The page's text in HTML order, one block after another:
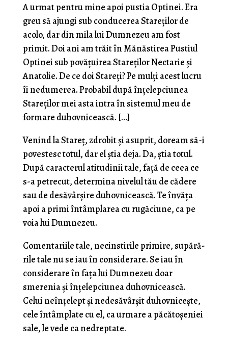
A urmat pentru mine apoi pustia Optinei. Era
greu să ajungi sub conducerea Stareţilor de
acolo, dar din mila lui Dumnezeu am fost
primit. Doi ani am trăit în Mănăstirea Pustiul
Optinei sub povăţuirea Stareţilor Nectarie şi
Anatolie. De ce doi Stareţi? Pe mulţi acest lucru
îi nedumerea. Probabil după înţe­lepciunea
Stareţilor mei asta intra în sistemul meu de
formare duhovnicească. […]
Venind la Stareţ, zdrobit şi asuprit, doream să-i
povestesc totul, dar el ştia deja. Da, ştia totul.
După caracterul atitudinii tale, faţă de ceea ce
s-a petrecut, determina nivelul tău de cădere
sau de desăvârşire duhovnicească. Te învăţa
apoi a primi întâmplarea cu rugăciune, ca pe
voia lui Dumnezeu.
Comentariile tale, necinstirile primire, supără­
rile tale nu se iau în considerare. Se iau în
considerare în faţa lui Dumnezeu doar
smerenia şi înţelepciunea duhovnicească.
Celui neînţelept şi nedesăvârşit duhovniceşte,
cele întâmplate cu el, ca urmare a păcăto­şeniei
sale, le vede ca nedreptate.